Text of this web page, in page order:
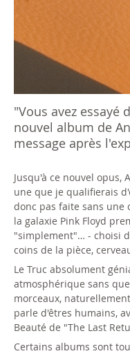
e
s
c
i
"Vous avez
nouvel album de
message après
Jusqu'à ce nouvel
une que je qualifierais
donc pas faite sans une
la galaxie Pink Floyd
"simplement"… - choisi
coins de la pièce,
Le Truc absolument
atmosphérique sans
morceaux,
parle d'êtres humains,
Beauté de "The Last
Certains albums sont